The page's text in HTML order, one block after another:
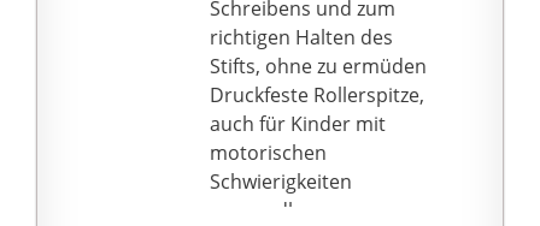
Das hochwertige
Schreibgerät erhalten
Sie in einem Pelikan-
Geschenketui
Schreibens und zum
richtigen Halten des
Stifts, ohne zu ermüden
Druckfeste Rollerspitze,
auch für Kinder mit
motorischen
Schwierigkeiten
verwendbar.